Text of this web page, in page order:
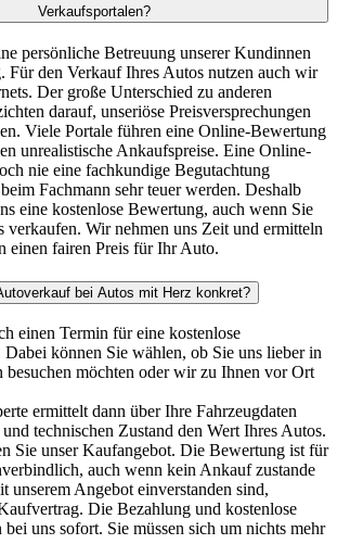
Verkaufsportalen?
persönliche Betreuung unserer Kundinnen
den Verkauf Ihres Autos nutzen auch wir
Der große Unterschied zu anderen
darauf, unseriöse Preisversprechungen
Viele Portale führen eine Online-Bewertung
unrealistische Ankaufspreise. Eine Online-
nie eine fachkundige Begutachtung
Fachmann sehr teuer werden. Deshalb
eine kostenlose Bewertung, auch wenn Sie
verkaufen. Wir nehmen uns Zeit und ermitteln
einen fairen Preis für Ihr Auto.
bei Autos mit Herz konkret?
einen Termin für eine kostenlose
können Sie wählen, ob Sie uns lieber in
besuchen möchten oder wir zu Ihnen vor Ort
ermittelt dann über Ihre Fahrzeugdaten
technischen Zustand den Wert Ihres Autos.
Sie unser Kaufangebot. Die Bewertung ist für
auch wenn kein Ankauf zustande
unserem Angebot einverstanden sind,
Die Bezahlung und kostenlose
uns sofort. Sie müssen sich um nichts mehr